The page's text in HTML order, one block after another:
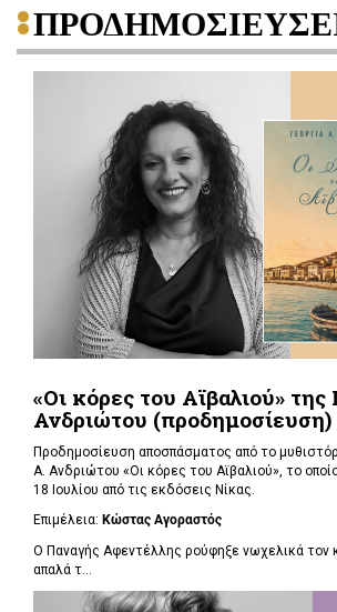
«Οι κόρες του Αϊβαλιού»
Ανδριώτου (προδημοσίευση)
Προδημοσίευση αποσπάσματος από το
Α. Ανδριώτου «Οι κόρες του Αϊβαλιού», το
18 Ιουλίου από τις εκδόσεις Νίκας.
Επιμέλεια: Κώστας Αγοραστός
Ο Παναγής Αφεντέλλης ρούφηξε νωχελικά τον
απαλά τ...